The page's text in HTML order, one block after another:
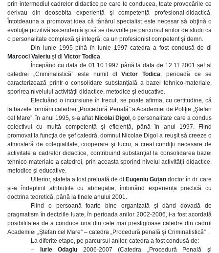
prin intermediul cadrelor didactice pe care le conducea, toate provocările ce
derivau din deosebita experienţă şi competenţă profesional-didactică.
Întotdeauna a promovat idea că tânărul specialist este necesar să obţină o
evoluţie pozitivă ascendentă şi să se dezvolte pe parcursul anilor de studii ca
o personalitate complexă şi integră, ca un profesionist competent şi demn.
Din iunie 1995 pînă în iunie 1997 catedra a fost condusă de dl
Marcoci Valeriu și dl Victor Todica.
Începând cu data de 01.10.1997 până la data de 12.11.2001 șef al
catedrei „Criminalistică” este numit dlVictor Todica, perioadă ce se
caracterizează printr-o consolidare substanţială a bazei tehnico-materiale,
sporirea nivelului activităţii didactice, metodice şi educative.
Efectuând o incursiune în trecut, se poate afirma, cu certitudine, că
la bazele formării catedrei „Procedură Penală” a Academiei de Poliţie „Ştefan
cel Mare”, în anul 1995, s-a aflat Nicolai Digol , o personalitate care a condus
colectivul cu multă competenţă şi eficienţă, până în anul 1997. Fiind
promovat la funcţia de şef catedră, domnul Nicolae Digol a reuşit să creeze o
atmosferă de colegialitate, cooperare şi lucru, a creat condiţii necesare de
activitate a cadrelor didactice, contribuind substanţial la consolidarea bazei
tehnico-materiale a catedrei, prin aceasta sporind nivelul activităţii didactice,
metodice şi educative.
Ulterior, ștafeta a fost preluată de dl
Eugeniu Guțan doctor în dr. care
și-a îndeplinit atribuțiile cu abnegație, îmbinând experiența practică cu
doctrina teoretică, până la finele anului 2001.
Fiind o persoană foarte bine organizată şi dând dovadă de
pragmatism în deciziile luate, în perioada anilor 2002-2006, i-a fost acordată
posibilitatea de a conduce una din cele mai prestigioase catedre din cadrul
Academiei „Ştefan cel Mare” – catedra „Procedură penală şi Criminalistică” .
La diferite etape, pe parcursul anilor, catedra a fost condusă de:
–
Iurie Odagiu 2006-2007 (Catedra „Procedură Penală şi